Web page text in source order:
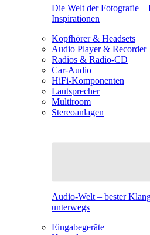
Die Welt der Fotografie –
Inspirationen
Kopfhörer & Headsets
Audio Player & Recorder
Radios & Radio-CD
Car-Audio
HiFi-Komponenten
Lautsprecher
Multiroom
Stereoanlagen
Audio-Welt – bester
unterwegs
Eingabegeräte